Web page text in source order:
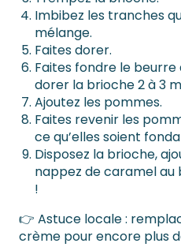
Imbibez les tranches
mélange.
Faites dorer.
Faites fondre le
dorer la brioche 2 à 3
Ajoutez les pommes.
Faites revenir les
ce qu’elles soient
Disposez la brioche,
nappez de caramel au
!
👉 Astuce locale :
crème pour encore plus